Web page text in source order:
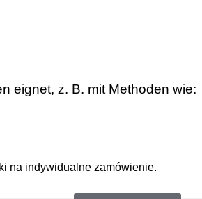
eignet, z. B. mit Methoden wie:
na indywidualne zamówienie.